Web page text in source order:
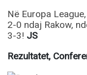
Në Europa
2-0 ndaj Rakow,
3-3! JS
Rezultatet,